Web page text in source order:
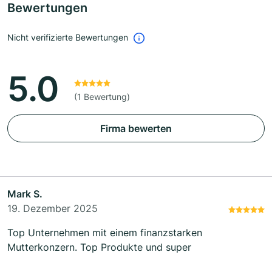
Bewertungen
Nicht verifizierte Bewertungen
5.0 (1 Bewertung)
Firma bewerten
Mark S.
19. Dezember 2025
Top Unternehmen mit einem finanzstarken
Mutterkonzern. Top Produkte und super